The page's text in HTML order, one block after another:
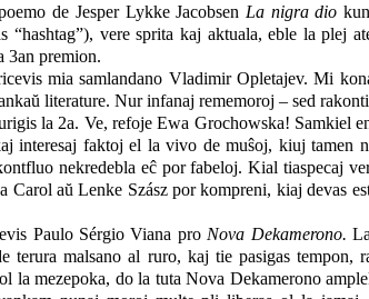
de Jesper Lykke Jacobsen La nigra dio
vere sprita kaj aktuala, eble la plej
3an premion.
mia samlandano Vladimir Opletajev. Mi
literature. Nur infanaj rememoroj – sed
la 2a. Ve, refoje Ewa Grochowska! Samkiel
interesaj faktoj el la vivo de muŝoj, kiuj tamen
nekredebla eĉ por fabeloj. Kial tiaspecaj
aŭ Lenke Szász por kompreni, kiaj devas
Paulo Sérgio Viana pro Nova Dekamerono.
terura malsano al ruro, kaj tie pasigas tempon,
la mezepoka, do la tuta Nova Dekamerono